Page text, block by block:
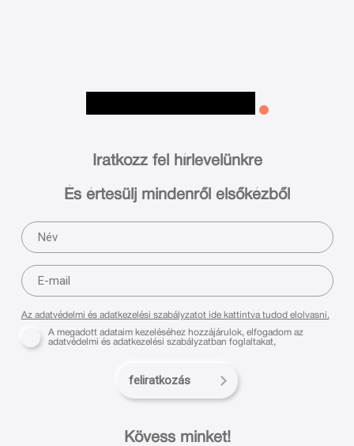
Kövess minket!
Iratkozz fel hírlevelünkre
És értesülj mindenről elsőkézből
Az adatvédelmi és adatkezelési szabályzatot ide kattintva tudod elolvasni.
A megadott adataim kezeléséhez hozzájárulok, elfogadom az
adatvédelmi és adatkezelési szabályzatban foglaltakat,
feliratkozás